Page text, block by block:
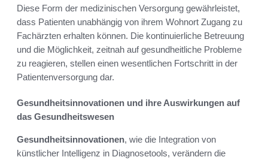
Diese Form der medizinischen Versorgung gewährleistet,
dass Patienten unabhängig von ihrem Wohnort Zugang zu
Fachärzten erhalten können. Die kontinuierliche Betreuung
und die Möglichkeit, zeitnah auf gesundheitliche Probleme
zu reagieren, stellen einen wesentlichen Fortschritt in der
Patientenversorgung dar.
Gesundheitsinnovationen und ihre Auswirkungen auf
das Gesundheitswesen
Gesundheitsinnovationen, wie die Integration von
künstlicher Intelligenz in Diagnosetools, verändern die